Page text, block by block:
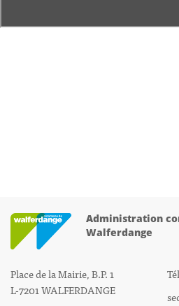
Administration
Walferdange
Place de la Mairie, B.P. 1
L-7201 WALFERDANGE